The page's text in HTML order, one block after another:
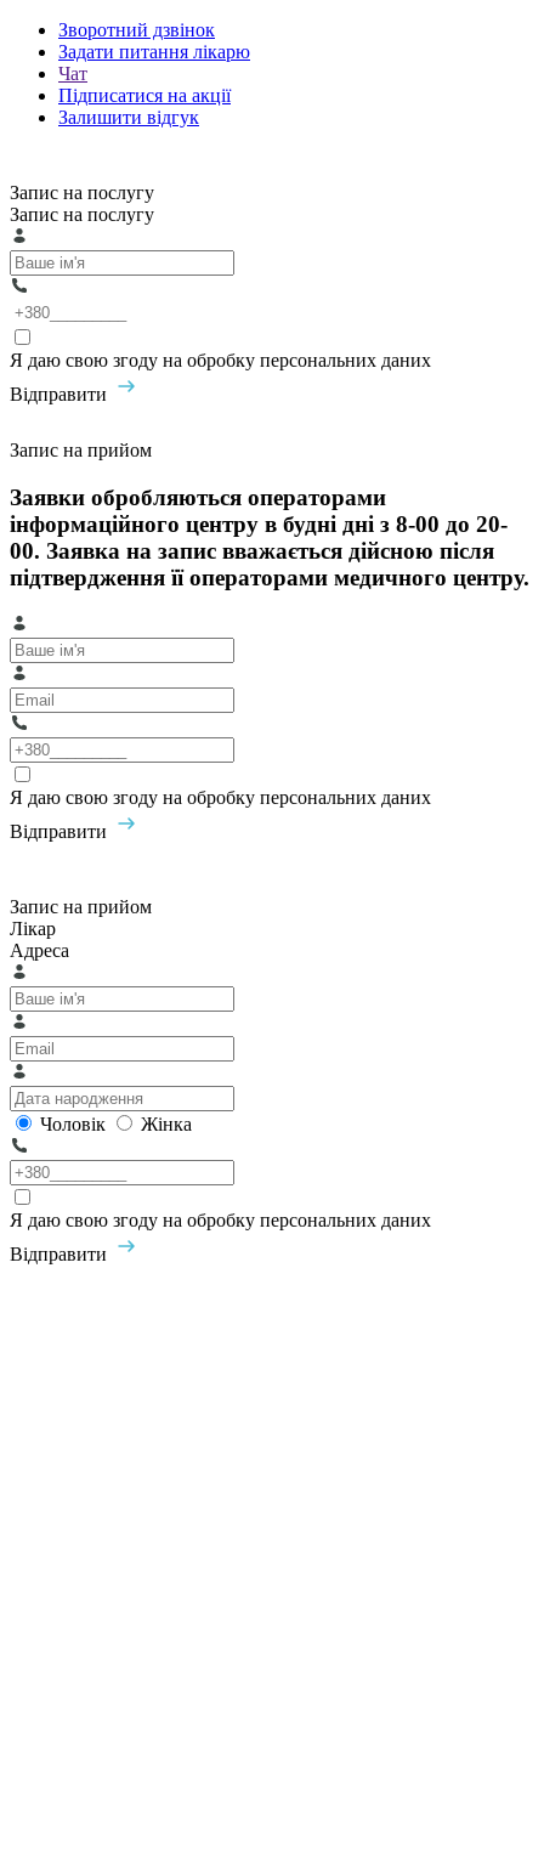
Зворотний дзвінок
Задати питання лікарю
Чат
Підписатися на акції
Залишити відгук
Запис на послугу
Запис на послугу
Я даю свою згоду на обробку персональних даних
Відправити
Запис на прийом
Заявки обробляються операторами
інформаційного центру в будні дні з 8-00 до 20-
00. Заявка на запис вважається дійсною після
підтвердження її операторами медичного центру.
Я даю свою згоду на обробку персональних даних
Відправити
Запис на прийом
Лікар
Адреса
Чоловік Жінка
Я даю свою згоду на обробку персональних даних
Відправити